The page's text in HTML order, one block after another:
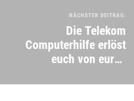
NÄCHSTER BEITRAG:
Die Telekom
Computerhilfe erlöst
euch von euren
Elternrettungspflichten